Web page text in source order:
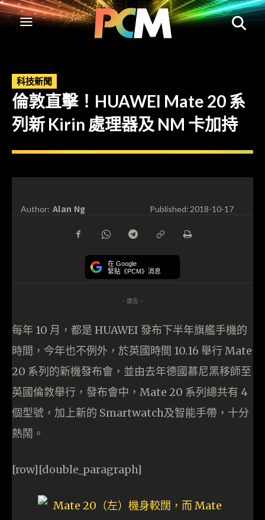
科技新聞
倫敦直擊！HUAWEI Mate 20 系
列新 Kirin 處理器及 NM 卡加持
Author: Alan Ng Published:2018-10-17
在 Google
緊貼《PCM》消息
- 廣告 -
每年 10 月，都是 HUAWEI 發布下半年旗艦手機的
時間，今年也不例外，於英國時間 10.16 舉行 Mate
20 系列的新機發布會，並由去年德國慕尼黑移師至
英國倫敦舉行，發布會中，Mate 20 系列總共有 4
個型號，加上新的 Smartwatch及智能手帶，十分
熱鬧。
[row][double_paragraph]